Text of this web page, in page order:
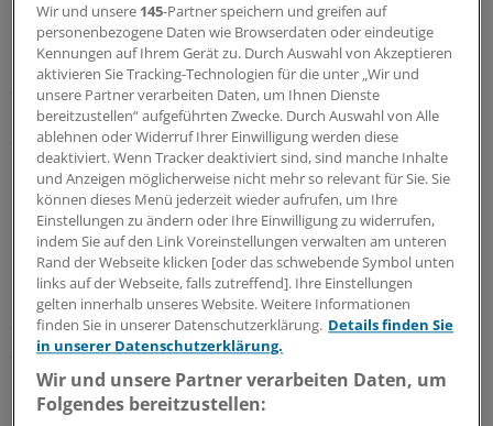
Über die Gründe für diesen Zusammenhang lässt sich
spekulieren. "Vielleicht gehen diese Leute erst später
zum Arzt", sagte Singer. Vielleicht, diese Idee brachte
eine Zuhörerin ein, spielte bei diesen Patienten aber
auch die inzwischen abgeschaffte Praxisgebühr eine
Rolle.
Die sozioökonomischen Verhältnisse scheinen ferner
das Überleben zu beeinflussen. Das legen
Untersuchungen im Rahmen des German Cancer
Survival Projektes nahe, in denen Krebsregisterdaten
aus elf Bundesländern zu den 25 häufigsten Krebsarten
zusammengeführt wurden. Darin enthalten sind 1,1
Millionen Patienten, bei denen zwischen 1997 und 2006
ein Tumor diagnostiziert wurde.
Wir und unsere 145-Partner speichern und greifen auf
personenbezogene Daten wie Browserdaten oder eindeutige
Kennungen auf Ihrem Gerät zu. Durch Auswahl von Akzeptieren
aktivieren Sie Tracking-Technologien für die unter „Wir und
unsere Partner verarbeiten Daten, um Ihnen Dienste
bereitzustellen“ aufgeführten Zwecke. Durch Auswahl von Alle
ablehnen oder Widerruf Ihrer Einwilligung werden diese
deaktiviert. Wenn Tracker deaktiviert sind, sind manche Inhalte
und Anzeigen möglicherweise nicht mehr so relevant für Sie. Sie
können dieses Menü jederzeit wieder aufrufen, um Ihre
Einstellungen zu ändern oder Ihre Einwilligung zu widerrufen,
indem Sie auf den Link Voreinstellungen verwalten am unteren
Rand der Webseite klicken [oder das schwebende Symbol unten
links auf der Webseite, falls zutreffend]. Ihre Einstellungen
gelten innerhalb unseres Website. Weitere Informationen
finden Sie in unserer Datenschutzerklärung. Details finden Sie
in unserer Datenschutzerklärung.
Wir und unsere Partner verarbeiten Daten, um
Folgendes bereitzustellen: